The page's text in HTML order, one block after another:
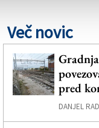
Več novic
pred
DANJEL